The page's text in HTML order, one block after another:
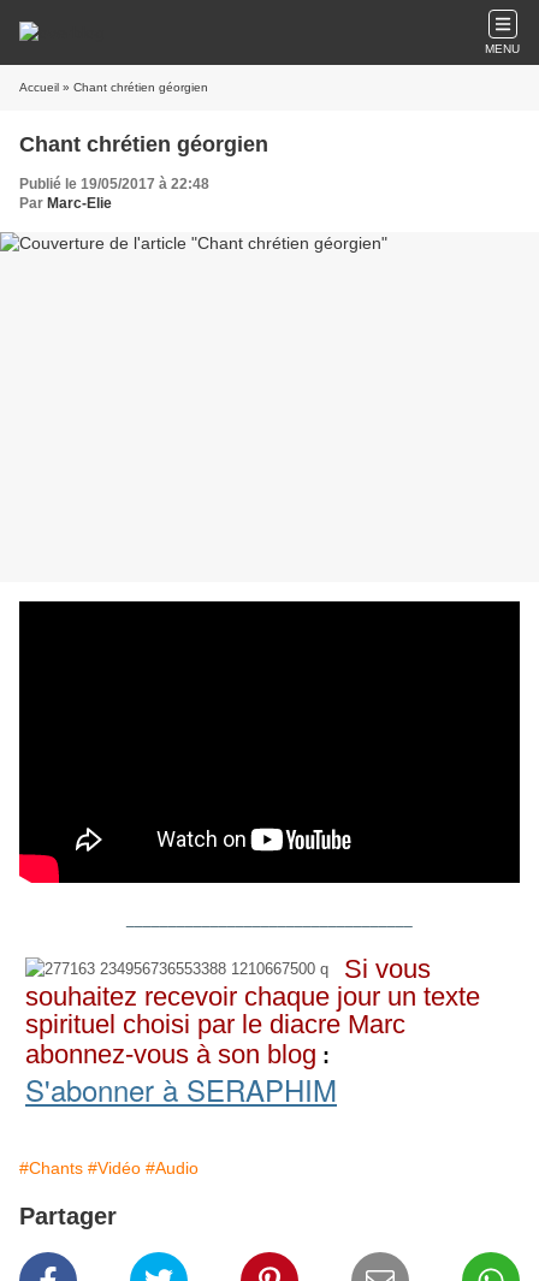
MENU
Accueil » Chant chrétien géorgien
Chant chrétien géorgien
Publié le 19/05/2017 à 22:48
Par Marc-Elie
Si vous
souhaitez recevoir chaque jour un texte
spirituel choisi par le diacre Marc
abonnez-vous à son blog :
S'abonner à SERAPHIM
#Chants #Vidéo #Audio
Partager